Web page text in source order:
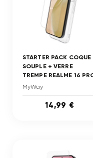
STARTER PACK COQUE
SOUPLE + VERRE
TREMPE REALME 16
MyWay
14,99 €